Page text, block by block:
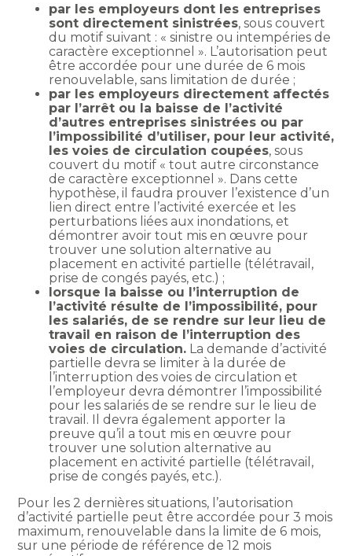
par les employeurs dont les entreprises
sont directement sinistrées, sous couvert
du motif suivant : « sinistre ou intempéries de
caractère exceptionnel ». L’autorisation peut
être accordée pour une durée de 6 mois
renouvelable, sans limitation de durée ;
par les employeurs directement affectés
par l’arrêt ou la baisse de l’activité
d’autres entreprises sinistrées ou par
l’impossibilité d’utiliser, pour leur activité,
les voies de circulation coupées, sous
couvert du motif « tout autre circonstance
de caractère exceptionnel ». Dans cette
hypothèse, il faudra prouver l’existence d’un
lien direct entre l’activité exercée et les
perturbations liées aux inondations, et
démontrer avoir tout mis en œuvre pour
trouver une solution alternative au
placement en activité partielle (télétravail,
prise de congés payés, etc.) ;
lorsque la baisse ou l’interruption de
l’activité résulte de l’impossibilité, pour
les salariés, de se rendre sur leur lieu de
travail en raison de l’interruption des
voies de circulation. La demande d’activité
partielle devra se limiter à la durée de
l’interruption des voies de circulation et
l’employeur devra démontrer l’impossibilité
pour les salariés de se rendre sur le lieu de
travail. Il devra également apporter la
preuve qu’il a tout mis en œuvre pour
trouver une solution alternative au
placement en activité partielle (télétravail,
prise de congés payés, etc.).
Pour les 2 dernières situations, l’autorisation
d’activité partielle peut être accordée pour 3 mois
maximum, renouvelable dans la limite de 6 mois,
sur une période de référence de 12 mois